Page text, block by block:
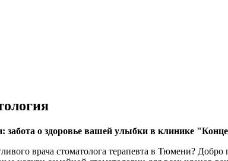
забота о здоровье вашей улыбки в клинике
врача стоматолога терапевта в Тюмени?